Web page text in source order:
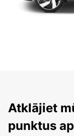
Atklājiet
punktus